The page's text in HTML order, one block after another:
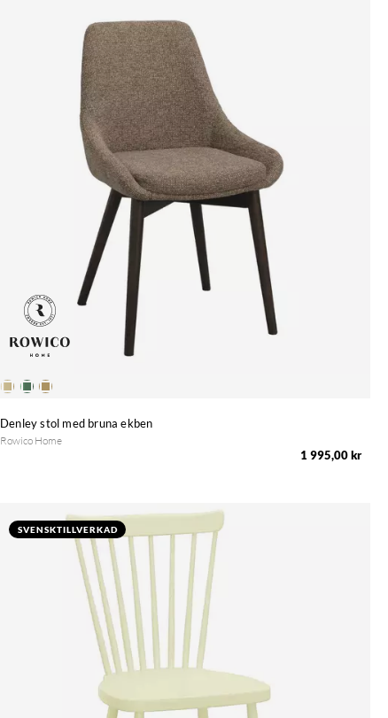
Denley stol med bruna ekben
Rowico Home
1 995,00 kr
SVENSKTILLVERKAD